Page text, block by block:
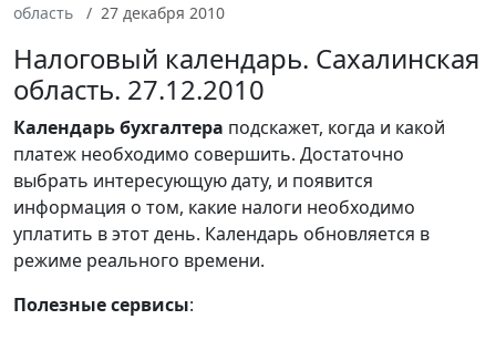
область
27 декабря 2010
Налоговый календарь. Сахалинская
область. 27.12.2010
Календарьбухгалтера подскажет, когда и какой
платеж необходимо совершить. Достаточно
выбрать интересующую дату, и появится
информация о том, какие налоги необходимо
уплатить в этот день. Календарь обновляется в
режиме реального времени.
Полезные сервисы: